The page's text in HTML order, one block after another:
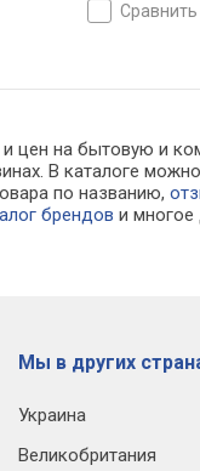
сравнить
цен на бытовую и
В каталоге
по названию,
брендов и многое
Мы в других
Украина
Великобритания